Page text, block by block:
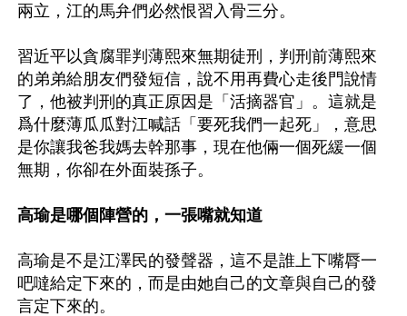
兩立，江的馬弁們必然恨習入骨三分。
習近平以貪腐罪判薄熙來無期徒刑，判刑前薄熙來
的弟弟給朋友們發短信，說不用再費心走後門說情
了，他被判刑的真正原因是「活摘器官」。這就是
爲什麼薄瓜瓜對江喊話「要死我們一起死」，意思
是你讓我爸我媽去幹那事，現在他倆一個死緩一個
高瑜是哪個陣營的，一張嘴就知道
高瑜是不是江澤民的發聲器，這不是誰上下嘴脣一
吧噠給定下來的，而是由她自己的文章與自己的發
言定下來的。